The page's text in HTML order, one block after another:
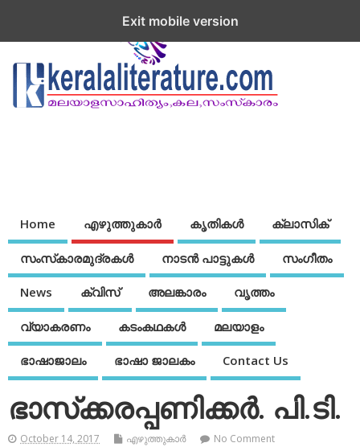
Home എഴുത്തുകാര്‍ കൃതികൾ ക്ലാസിക്
സംസ്‌കാരമുദ്രകള്‍ നാടന്‍ പാട്ടുകള്‍ സംഗീതം
News ക്വിസ് അലങ്കാരം വൃത്തം
വ്യാകരണം കടംകഥകള്‍ മലയാളം
ഭാഷാജാലം ഭാഷാ ജാലകം Contact Us
ഭാസ്‌ക്കരപ്പണിക്കര്‍. പി.ടി.
October 14, 2017 എഴുത്തുകാര്‍ No Comment
Exit mobile version